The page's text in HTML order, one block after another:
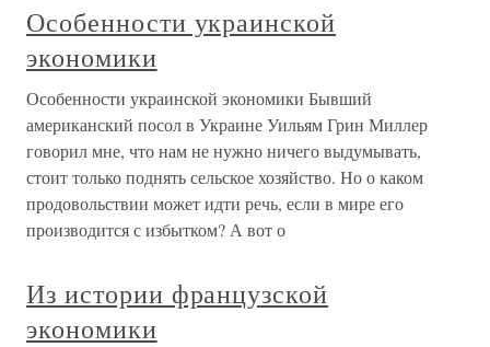
Особенности украинской
экономики
Особенности украинской экономики Бывший
американский посол в Украине Уильям Грин Миллер
говорил мне, что нам не нужно ничего выдумывать,
стоит только поднять сельское хозяйство. Но о каком
продовольствии может идти речь, если в мире его
производится с избытком? А вот о
Из истории французской
экономики